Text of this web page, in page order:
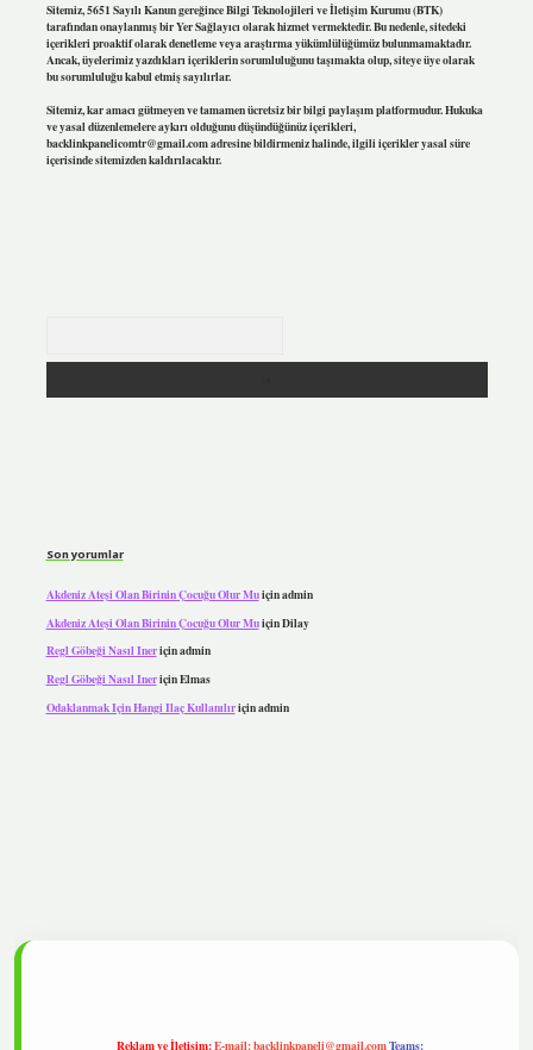
Sitemiz, 5651 Sayılı Kanun gereğince Bilgi Teknolojileri ve İletişim Kurumu (BTK)
tarafından onaylanmış bir Yer Sağlayıcı olarak hizmet vermektedir. Bu nedenle, sitedeki
içerikleri proaktif olarak denetleme veya araştırma yükümlülüğümüz bulunmamaktadır.
Ancak, üyelerimiz yazdıkları içeriklerin sorumluluğunu taşımakta olup, siteye üye olarak
bu sorumluluğu kabul etmiş sayılırlar.
Sitemiz, kar amacı gütmeyen ve tamamen ücretsiz bir bilgi paylaşım platformudur. Hukuka
ve yasal düzenlemelere aykırı olduğunu düşündüğünüz içerikleri,
backlinkpanelicomtr@gmail.comadresine bildirmeniz halinde, ilgili içerikler yasal süre
içerisinde sitemizden kaldırılacaktır.
Son yorumlar
Akdeniz Ateşi Olan Birinin Çocuğu Olur Muiçinadmin
Akdeniz Ateşi Olan Birinin Çocuğu Olur MuiçinDilay
Regl Göbeği Nasıl Ineriçinadmin
Regl Göbeği Nasıl IneriçinElmas
Odaklanmak Için Hangi Ilaç Kullanılıriçinadmin
Reklam ve İletişim:E-mail:backlinkpaneli@gmail.comTeams: